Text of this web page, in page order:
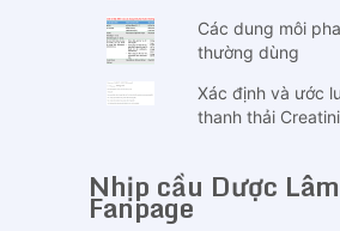
Các dung môi
thường dùng
Xác định và ước
thanh thải
Nhịp cầu Dược
Fanpage